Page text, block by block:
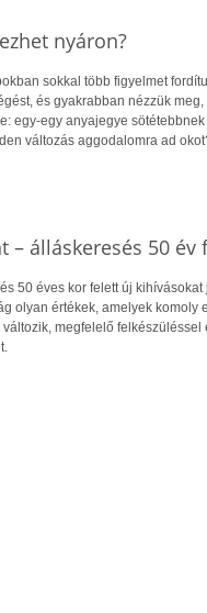
nyáron?
sokkal több figyelmet
és gyakrabban nézzük
egy-egy anyajegye
változás aggodalomra ad
– álláskeresés 50 év
50 éves kor felett új
olyan értékek, amelyek komoly
megfelelő